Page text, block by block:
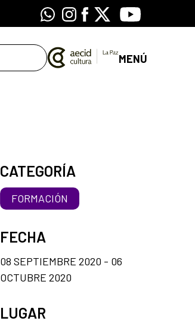
WhatsappInstagram
Facebook
X Youtube
MENÚ
CATEGORÍA
FORMACIÓN
FECHA
08 SEPTIEMBRE 2020 - 06
OCTUBRE 2020
LUGAR